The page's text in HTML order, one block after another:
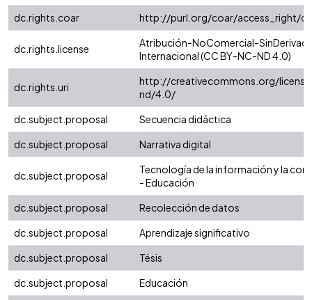
dc.rights.coar
http://purl.org/coar/access_right/
dc.rights.license
Atribución-NoComercial-
Internacional (CC BY-NC-ND 4.0)
dc.rights.uri
http://creativecommons.org/
nd/4.0/
dc.subject.proposal
Secuencia didáctica
dc.subject.proposal
Narrativa digital
dc.subject.proposal
Tecnología de la información y la
- Educación
dc.subject.proposal
Recolección de datos
dc.subject.proposal
Aprendizaje significativo
dc.subject.proposal
Tésis
dc.subject.proposal
Educación